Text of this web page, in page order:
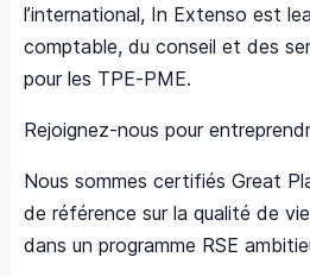
l’international, In Extenso est
comptable, du conseil et des
pour les TPE-PME.
Rejoignez-nous pour
Nous sommes certifiés Great
de référence sur la qualité de
dans un programme RSE